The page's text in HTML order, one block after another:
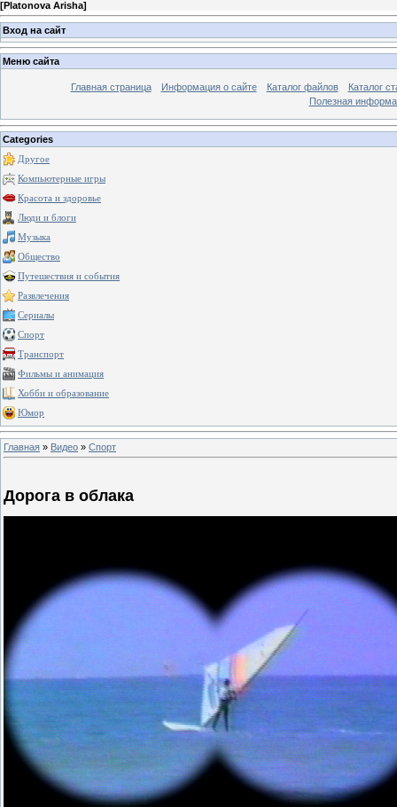
[Platonova Arisha]
Вход на сайт
Меню сайта
Главная страница Информация о сайте Каталог файлов
Каталог
Полезная
Categories
Другое
Компьютерные игры
Красота и здоровье
Люди и блоги
Музыка
Общество
Путешествия и события
Развлечения
Сериалы
Спорт
Транспорт
Фильмы и анимация
Хобби и образование
Юмор
Главная » Видео » Спорт
Дорога в облака